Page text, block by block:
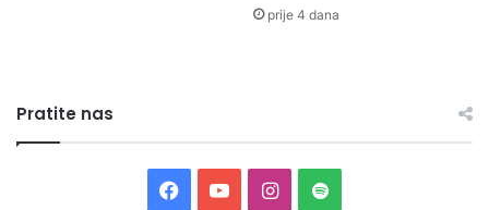
prije 4 dana
Pratite nas
Facebook
YouTubeInstagram
Spotify